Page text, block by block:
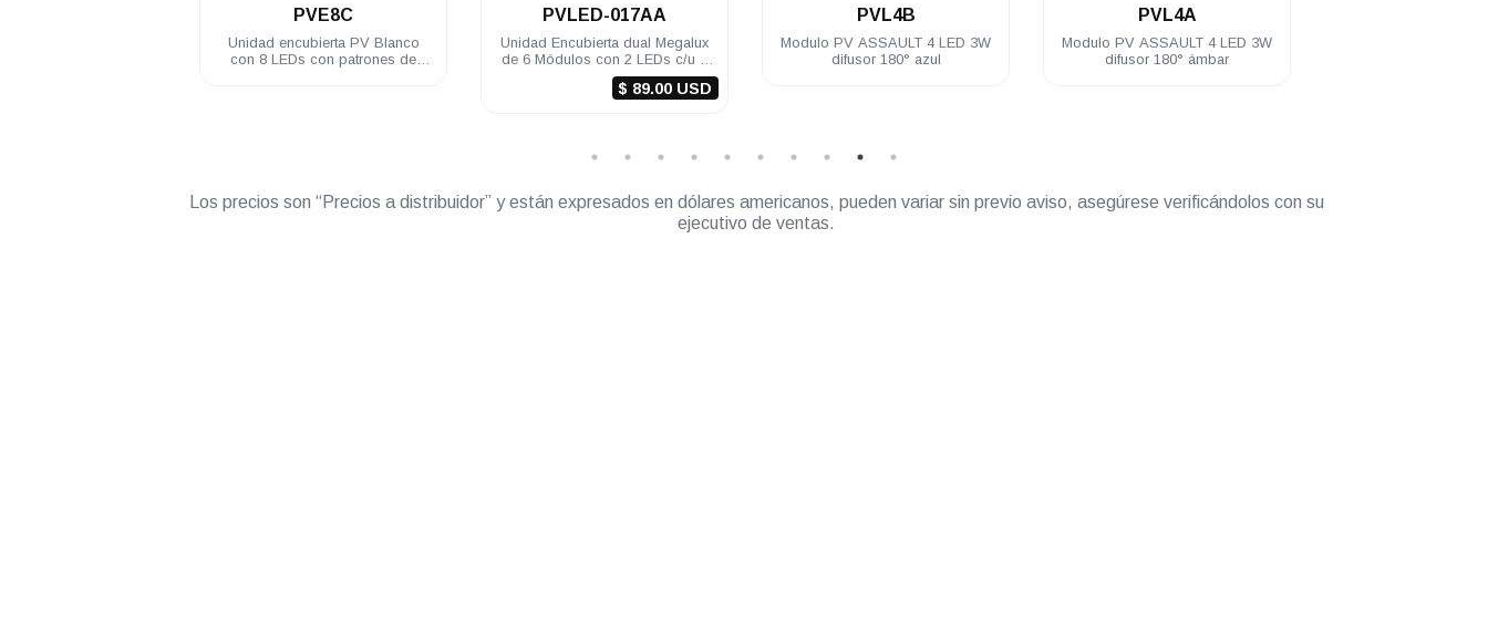
PVE8C
Unidad encubierta PV Blanco
con 8 LEDs con patrones de
PVLED-017AA
Unidad Encubierta dual Megalux
de 6 Módulos con 2 LEDs c/u 1
Watt c/led 12 VDC color Ámbar/
Ámbar$ 89.00 USD
PVL4B
Modulo PV ASSAULT 4 LED 3W
difusor 180° azul
PVL4A
Modulo PV ASSAULT 4 LED 3W
difusor 180° ámbar
Los precios son “Precios a distribuidor” y están expresados en dólares americanos, pueden variar sin previo aviso, asegúrese verificándolos con su
ejecutivo de ventas.